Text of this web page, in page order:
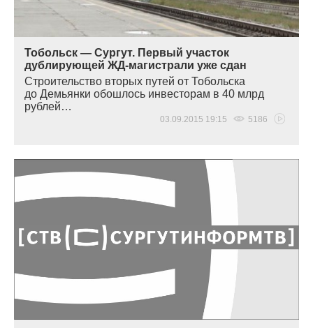
Тобольск — Сургут. Первый участок
дублирующей ЖД-магистрали уже сдан
Строительство вторых путей от Тобольска
до Демьянки обошлось инвесторам в 40 млрд
рублей…
03.09.2015 19:15 5186